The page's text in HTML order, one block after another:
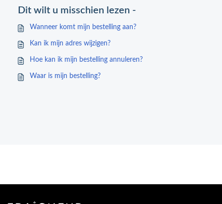
Dit wilt u misschien lezen -
Wanneer komt mijn bestelling aan?
Kan ik mijn adres wijzigen?
Hoe kan ik mijn bestelling annuleren?
Waar is mijn bestelling?